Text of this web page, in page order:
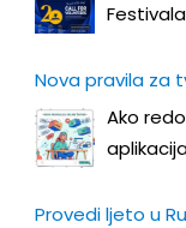
Nova pravila za
Ako
Provedi ljeto u